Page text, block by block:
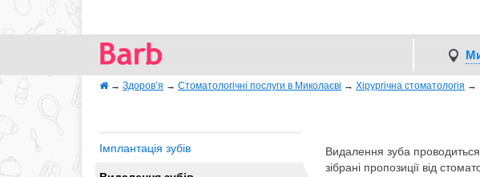
→ Здоров’я → Стоматологічні послуги в Миколаєві → Хірургічна стоматологія →
Видалення зуба
зібрані пропозиції від
Імплантація зубів